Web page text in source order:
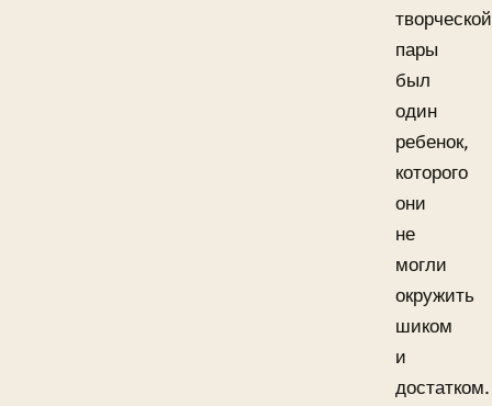
творческой
пары
был
один
ребенок,
которого
они
не
могли
окружить
шиком
и
достатком.